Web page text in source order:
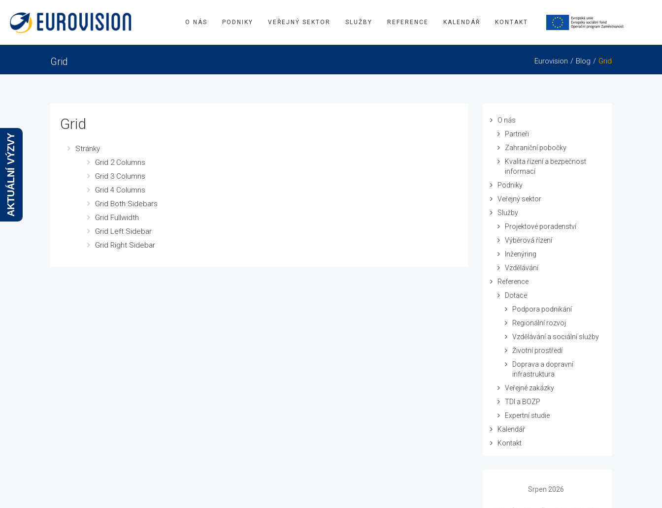
O NÁS PODNIKY VEŘEJNÝ SEKTOR SLUŽBY REFERENCE KALENDÁŘ KONTAKT
Grid Eurovision Blog Grid
Grid
Stránky
Grid 2 Columns
Grid 3 Columns
Grid 4 Columns
Grid Both Sidebars
Grid Fullwidth
Grid Left Sidebar
Grid Right Sidebar
O nás
Partneři
Zahraniční pobočky
Kvalita řízení a bezpečnost
informací
Podniky
Veřejný sektor
Služby
Projektové poradenství
Výběrová řízení
Inženýring
Vzdělávání
Reference
Dotace
Podpora podnikání
Regionální rozvoj
Vzdělávání a sociální služby
Životní prostředí
Doprava a dopravní
infrastruktura
Veřejné zakázky
TDI a BOZP
Expertní studie
Kalendář
Kontakt
Srpen 2026
AKTUÁLNÍ VÝZVY